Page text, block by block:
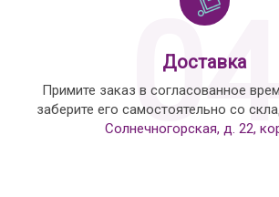
04
Доставка
Примите заказ в согласованное
заберите его самостоятельно со
Солнечногорская, д. 22,